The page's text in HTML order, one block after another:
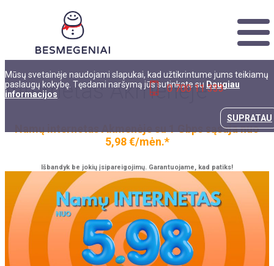
0 700 11 333
Mūsų svetainėje naudojami slapukai, kad užtikrintume jums teikiamų
paslaugų kokybę. Tęsdami naršymą jūs sutinkate su Daugiau
informacijos
SUPRATAU
Internetas Akmenėje
Namų internetas Akmenėje su 1 Gbps sąsajanuo
5,98 €/mėn.*
Išbandyk be jokių įsipareigojimų. Garantuojame, kad patiks!